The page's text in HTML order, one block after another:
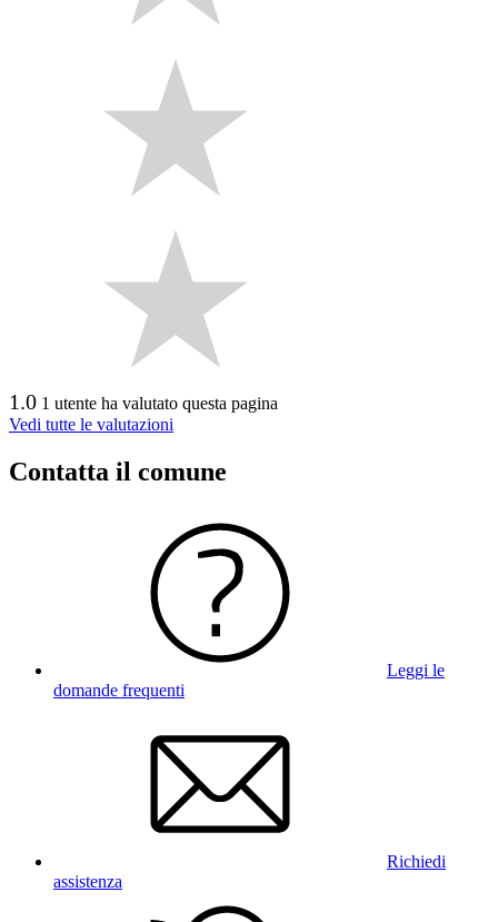
1.0 1 utente ha valutato questa pagina
Vedi tutte le valutazioni
Contatta il comune
Leggi le
domande frequenti
Richiedi
assistenza